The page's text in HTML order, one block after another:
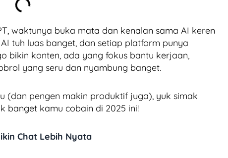
waktunya buka mata dan kenalan sama AI keren
tuh luas banget, dan setiap platform punya
bikin konten, ada yang fokus bantu kerjaan,
yang seru dan nyambung banget.
(dan pengen makin produktif juga), yuk simak
banget kamu cobain di 2025 ini!
Chat Lebih Nyata